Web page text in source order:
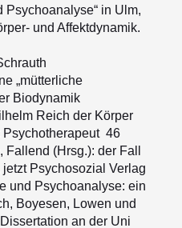
Psychoanalyse“ in Ulm,
und Affektdynamik.
„mütterliche
Biodynamik
Reich der Körper
Psychotherapeut 46
(Hrsg.): der Fall
Psychosozial Verlag
und Psychoanalyse: ein
Boyesen, Lowen und
an der Uni